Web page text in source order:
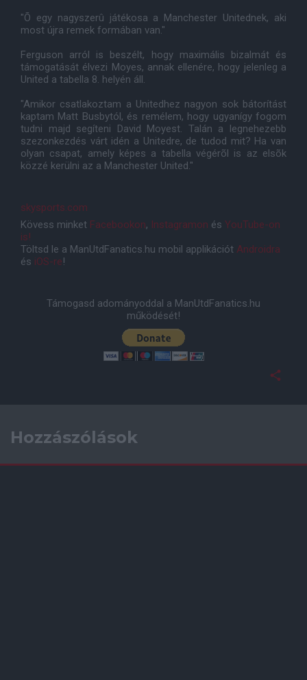
"Õ egy nagyszerû játékosa a Manchester Unitednek, aki
most újra remek formában van."
Ferguson arról is beszélt, hogy maximális bizalmát és
támogatását élvezi Moyes, annak ellenére, hogy jelenleg a
United a tabella 8. helyén áll.
"Amikor csatlakoztam a Unitedhez nagyon sok bátorítást
kaptam Matt Busbytól, és remélem, hogy ugyanígy fogom
tudni majd segíteni David Moyest. Talán a legnehezebb
szezonkezdés várt idén a Unitedre, de tudod mit? Ha van
olyan csapat, amely képes a tabella végérõl is az elsõk
közzé kerülni az a Manchester United."
skysports.com
Kövess minket Facebookon, Instagramon és YouTube-on
is!
Töltsd le a ManUtdFanatics.hu mobil applikációt Androidra
és iOS-re!
Támogasd adományoddal a ManUtdFanatics.hu
működését!
Hozzászólások